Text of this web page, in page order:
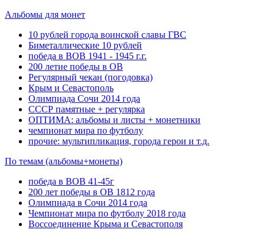
Альбомы для монет
10 рублей города воинской славы ГВС
Биметаллические 10 рублей
победа в ВОВ 1941 - 1945 г.г.
200 летие победы в ОВ
Регулярный чекан (погодовка)
Крым и Севастополь
Олимпиада Сочи 2014 года
СССР памятные + регулярка
ОПТИМА: альбомы и листы + монетники
чемпионат мира по футболу
прочие: мультипликация, города герои и т.д.
По темам (альбомы+монеты)
победа в ВОВ 41-45г
200 лет победы в ОВ 1812 года
Олимпиада в Сочи 2014 года
Чемпионат мира по футболу 2018 года
Воссоединение Крыма и Севастополя